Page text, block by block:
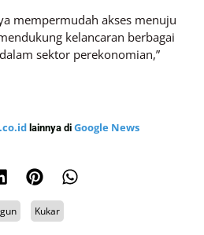
mempermudah akses menuju
kelancaran berbagai
sektor perekonomian,”
lainnya di Google News
Kukar